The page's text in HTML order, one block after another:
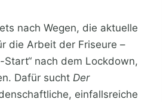
nach Wegen, die aktuelle
die Arbeit der Friseure –
Start“ nach dem Lockdown,
Dafür sucht Der
einfallsreiche